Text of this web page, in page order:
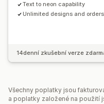
Text to neon capability
Unlimited designs and orders
14denní zkušební verze
Všechny poplatky jsou
a poplatky založené na použití